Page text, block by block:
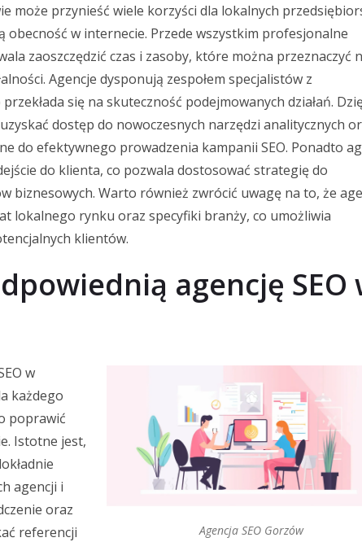
może przynieść wiele korzyści dla lokalnych
obecność w internecie. Przede wszystkim profesjonalne
zaoszczędzić czas i zasoby, które można przeznaczyć
Agencje dysponują zespołem specjalistów z
się na skuteczność podejmowanych działań.
dostęp do nowoczesnych narzędzi analitycznych
do efektywnego prowadzenia kampanii SEO. Ponadto
do klienta, co pozwala dostosować strategię do
biznesowych. Warto również zwrócić uwagę na to, że
lokalnego rynku oraz specyfiki branży, co umożliwia
klientów.
agencję SEO
Agencja SEO Gorzów
w
każdego
poprawić
Istotne jest,
agencji i
oraz
referencji